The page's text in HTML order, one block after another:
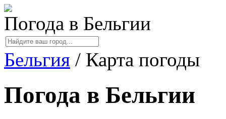
Погода в Бельгии
Бельгия / Карта погоды
Погода в Бельгии